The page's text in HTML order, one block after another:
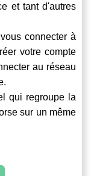
et tant d'autres
connecter à
votre compte
au réseau
qui regroupe la
sur un même